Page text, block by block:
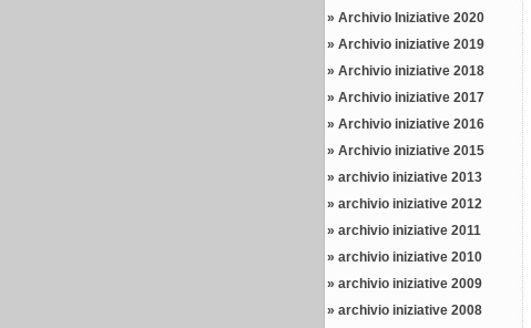
» Archivio Iniziative 2020
» Archivio iniziative 2019
» Archivio iniziative 2018
» Archivio iniziative 2017
» Archivio iniziative 2016
» Archivio iniziative 2015
» archivio iniziative 2013
» archivio iniziative 2012
» archivio iniziative 2011
» archivio iniziative 2010
» archivio iniziative 2009
» archivio iniziative 2008